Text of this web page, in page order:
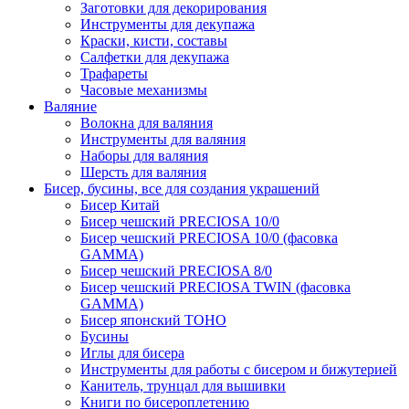
Заготовки для декорирования
Инструменты для декупажа
Краски, кисти, составы
Салфетки для декупажа
Трафареты
Часовые механизмы
Валяние
Волокна для валяния
Инструменты для валяния
Наборы для валяния
Шерсть для валяния
Бисер, бусины, все для создания украшений
Бисер Китай
Бисер чешский PRECIOSA 10/0
Бисер чешский PRECIOSA 10/0 (фасовка
GAMMA)
Бисер чешский PRECIOSA 8/0
Бисер чешский PRECIOSA TWIN (фасовка
GAMMA)
Бисер японский TOHO
Бусины
Иглы для бисера
Инструменты для работы с бисером и бижутерией
Канитель, трунцал для вышивки
Книги по бисероплетению